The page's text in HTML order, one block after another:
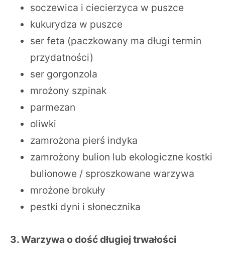
soczewica i ciecierzyca w puszce
kukurydza w puszce
ser feta (paczkowany ma długi termin
przydatności)
ser gorgonzola
mrożony szpinak
parmezan
oliwki
zamrożona pierś indyka
zamrożony bulion lub ekologiczne kostki
bulionowe / sproszkowane warzywa
mrożone brokuły
pestki dyni i słonecznika
3. Warzywa o dość długiej trwałości